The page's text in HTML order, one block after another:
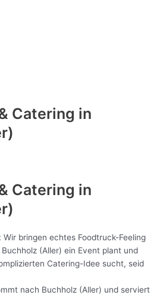
Catering in
Catering in
bringen echtes Foodtruck-Feeling
(Aller) ein Event plant und
Catering-Idee sucht, seid
nach Buchholz (Aller) und serviert